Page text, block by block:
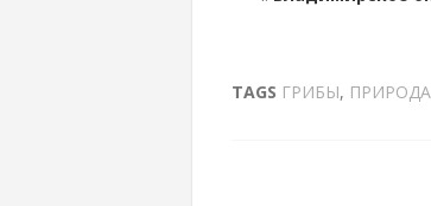
TAGS ГРИБЫ, ПРИРОДА